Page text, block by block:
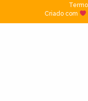
Criado com